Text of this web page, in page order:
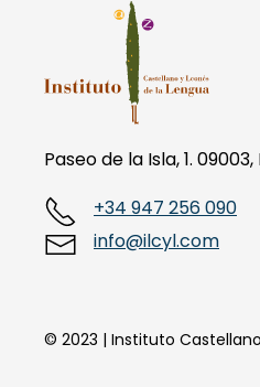
Paseo de la Isla, 1.
+34 947 256 090
info@ilcyl.com
© 2023 | Instituto